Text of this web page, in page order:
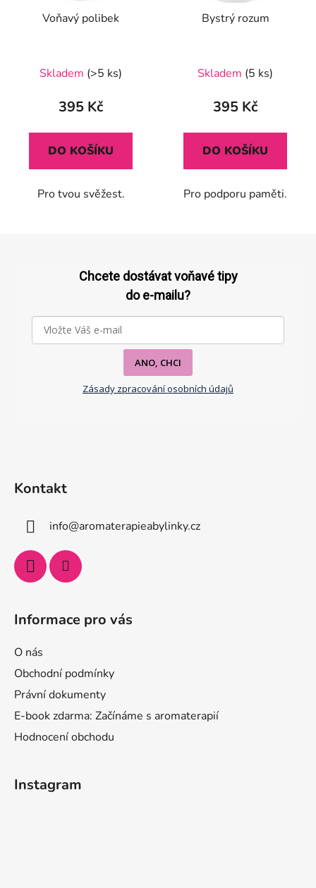
Voňavý polibek
Skladem (>5 ks)
395 Kč
DO KOŠÍKU
Pro tvou svěžest.
Bystrý rozum
Skladem (5 ks)
395 Kč
DO KOŠÍKU
Pro podporu paměti.
Chcete dostávat voňavé tipy
do e-mailu?
ANO, CHCI
Zásady zpracování osobních údajů
Kontakt
info@aromaterapieabylinky.cz
Informace pro vás
O nás
Obchodní podmínky
Právní dokumenty
E-book zdarma: Začínáme s aromaterapií
Hodnocení obchodu
Instagram